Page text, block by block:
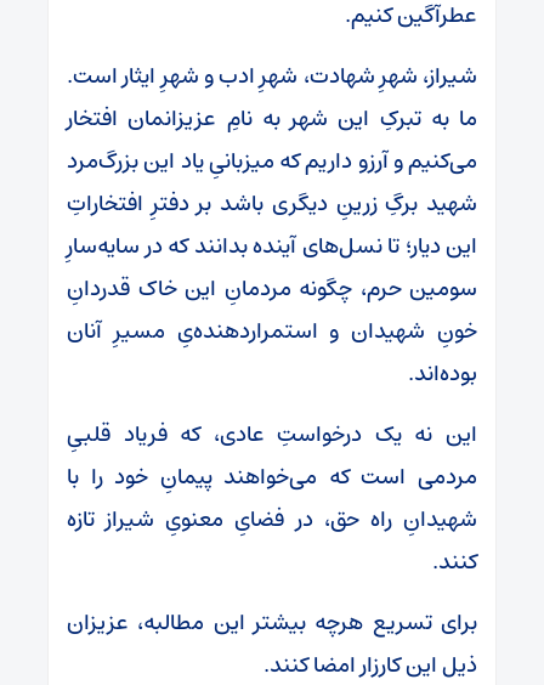
عطرآگین کنیم.
شیراز، شهرِ شهادت، شهرِ ادب و شهرِ ایثار است.
ما به تبرکِ این شهر به نامِ عزیزانمان افتخار
می‌کنیم و آرزو داریم که میزبانیِ یاد این بزرگ‌مرد
شهید برگِ زرینِ دیگری باشد بر دفترِ افتخاراتِ
این دیار؛ تا نسل‌های آینده بدانند که در سایه‌سارِ
سومین حرم، چگونه مردمانِ این خاک قدردانِ
خونِ شهیدان و استمراردهنده‌یِ مسیرِ آنان
بوده‌اند.
این نه یک درخواستِ عادی، که فریاد قلبیِ
مردمی است که می‌خواهند پیمانِ خود را با
شهیدانِ راه حق، در فضایِ معنویِ شیراز تازه
کنند.
برای تسریع هرچه بیشتر این مطالبه، عزیزان
ذیل این کارزار امضا کنند.